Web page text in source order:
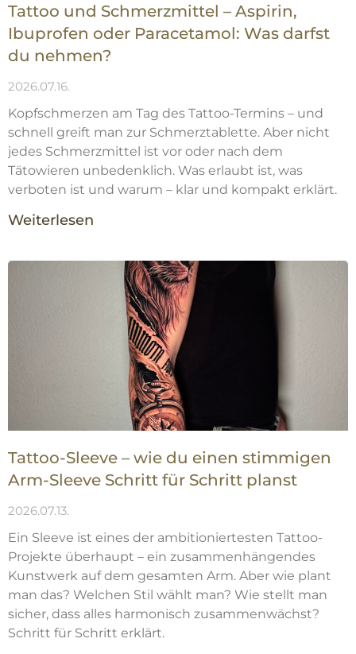
Tattoo und Schmerzmittel – Aspirin,
Ibuprofen oder Paracetamol: Was darfst
du nehmen?
2026.07.16.
Kopfschmerzen am Tag des Tattoo-Termins – und
schnell greift man zur Schmerztablette. Aber nicht
jedes Schmerzmittel ist vor oder nach dem
Tätowieren unbedenklich. Was erlaubt ist, was
verboten ist und warum – klar und kompakt erklärt.
Weiterlesen
Tattoo-Sleeve – wie du einen stimmigen
Arm-Sleeve Schritt für Schritt planst
2026.07.13.
Ein Sleeve ist eines der ambitioniertesten Tattoo-
Projekte überhaupt – ein zusammenhängendes
Kunstwerk auf dem gesamten Arm. Aber wie plant
man das? Welchen Stil wählt man? Wie stellt man
sicher, dass alles harmonisch zusammenwächst?
Schritt für Schritt erklärt.